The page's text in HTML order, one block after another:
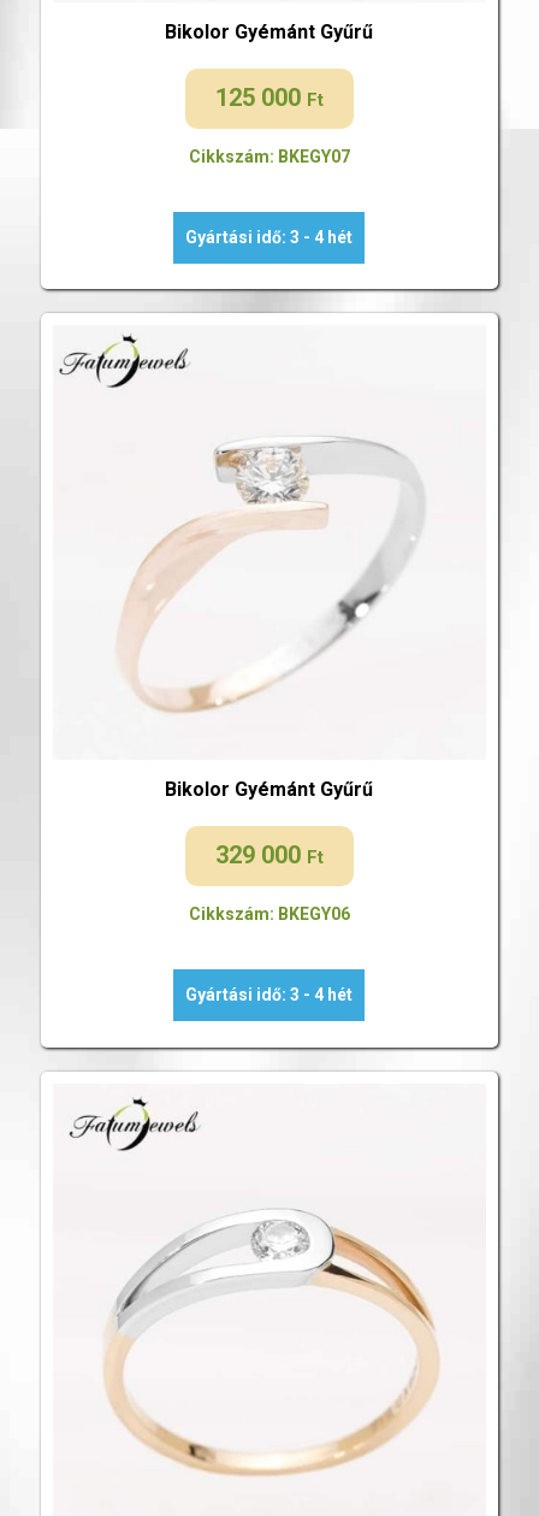
Bikolor Gyémánt Gyűrű
125 000 Ft
Cikkszám: BKEGY07
Gyártási idő: 3 - 4 hét
Bikolor Gyémánt Gyűrű
329 000 Ft
Cikkszám: BKEGY06
Gyártási idő: 3 - 4 hét